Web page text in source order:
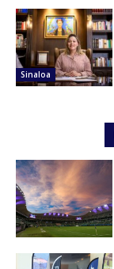
Sinaloa